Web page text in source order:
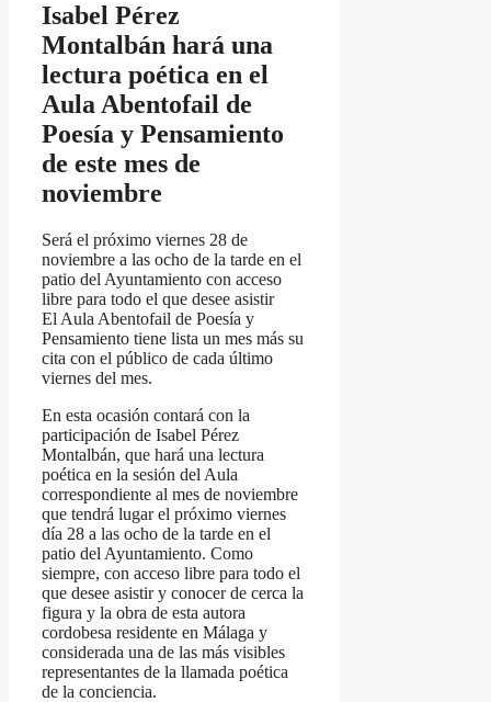
Isabel Pérez
Montalbán hará una
lectura poética en el
Aula Abentofail de
Poesía y Pensamiento
de este mes de
noviembre
Será el próximo viernes 28 de
noviembre a las ocho de la tarde en el
patio del Ayuntamiento con acceso
libre para todo el que desee asistir
El Aula Abentofail de Poesía y
Pensamiento tiene lista un mes más su
cita con el público de cada último
viernes del mes.
En esta ocasión contará con la
participación de Isabel Pérez
Montalbán, que hará una lectura
poética en la sesión del Aula
correspondiente al mes de noviembre
que tendrá lugar el próximo viernes
día 28 a las ocho de la tarde en el
patio del Ayuntamiento. Como
siempre, con acceso libre para todo el
que desee asistir y conocer de cerca la
figura y la obra de esta autora
cordobesa residente en Málaga y
considerada una de las más visibles
representantes de la llamada poética
de la conciencia.